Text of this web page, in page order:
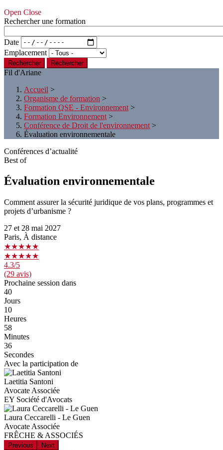
Open Close
Rechercher une formation
Date
Emplacement
Rechercher
Fil d'Ariane
Accueil >
Organisme de formation >
Formation QSE - Environnement >
Formation Environnement >
Conférence de Droit de l'environnement >
Évaluation environnementale
Conférences d’actualité
Best of
Évaluation environnementale
Comment assurer la sécurité juridique de vos plans, programmes et
projets d’urbanisme ?
27 et 28 mai 2027
Paris, À distance
★★★★★
★★★★★
4.3/5
(29 avis)
Prochaine session dans
40
Jours
10
Heures
58
Minutes
36
Secondes
Avec la participation de
Laetitia Santoni
Avocate Associée
EY Société d'Avocats
Laura Ceccarelli - Le Guen
Avocate Associée
FRÊCHE & ASSOCIÉS
Previous Next